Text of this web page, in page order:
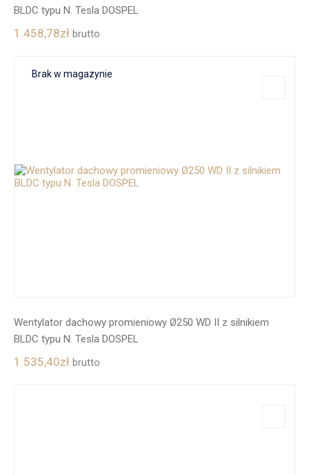
BLDC typu N. Tesla DOSPEL
1.458,78zł brutto
Wentylator dachowy promieniowy Ø250 WD II z silnikiem
BLDC typu N. Tesla DOSPEL
1.535,40zł brutto